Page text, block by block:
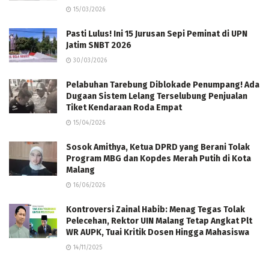
15/03/2026
Pasti Lulus! Ini 15 Jurusan Sepi Peminat di UPN
Jatim SNBT 2026
30/03/2026
Pelabuhan Tarebung Diblokade Penumpang! Ada
Dugaan Sistem Lelang Terselubung Penjualan
Tiket Kendaraan Roda Empat
15/04/2026
Sosok Amithya, Ketua DPRD yang Berani Tolak
Program MBG dan Kopdes Merah Putih di Kota
Malang
16/06/2026
Kontroversi Zainal Habib: Menag Tegas Tolak
Pelecehan, Rektor UIN Malang Tetap Angkat Plt
WR AUPK, Tuai Kritik Dosen Hingga Mahasiswa
14/11/2025